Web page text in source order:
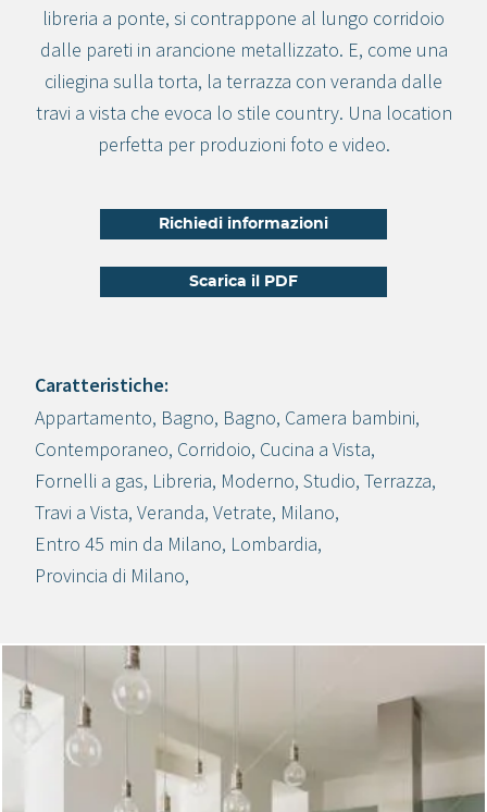
libreria a ponte, si contrappone al lungo corridoio
dalle pareti in arancione metallizzato. E, come una
ciliegina sulla torta, la terrazza con veranda dalle
travi a vista che evoca lo stile country. Una location
perfetta per produzioni foto e video.
Richiedi informazioni
Scarica il PDF
Crea progetto
Caratteristiche:
Appartamento, Bagno, Bagno, Camera bambini,
Contemporaneo, Corridoio, Cucina a Vista,
Fornelli a gas, Libreria, Moderno, Studio, Terrazza,
Travi a Vista, Veranda, Vetrate, Milano,
Entro 45 min da Milano, Lombardia,
Provincia di Milano,